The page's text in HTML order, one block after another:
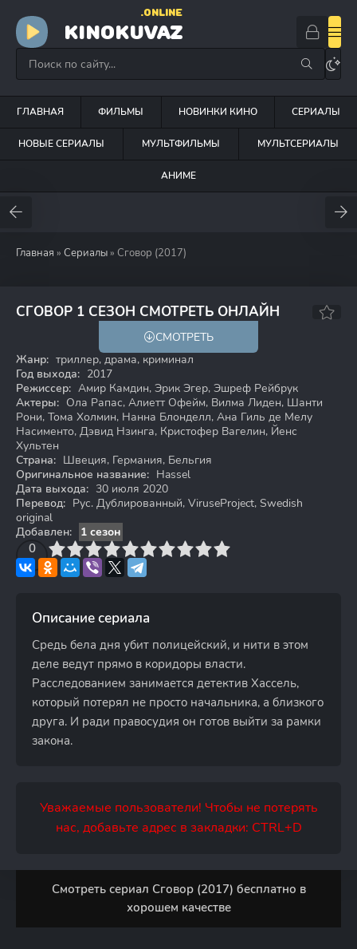
KINOKUVAZ
.ONLINE
ГЛАВНАЯ ФИЛЬМЫ НОВИНКИ КИНО СЕРИАЛЫ
НОВЫЕ СЕРИАЛЫ МУЛЬТФИЛЬМЫ МУЛЬТСЕРИАЛЫ
АНИМЕ
Главная » Сериалы » Сговор (2017)
СГОВОР 1 СЕЗОН СМОТРЕТЬ ОНЛАЙН
5.6
СМОТРЕТЬ
Жанр: триллер, драма, криминал
Год выхода: 2017
Режиссер: Амир Камдин, Эрик Эгер, Эшреф Рейбрук
Актеры: Ола Рапас, Алиетт Офейм, Вилма Лиден, Шанти
Рони, Тома Холмин, Нанна Блонделл, Ана Гиль де Мелу
Насименто, Дэвид Нзинга, Кристофер Вагелин, Йенс
Хультен
Страна: Швеция, Германия, Бельгия
Оригинальное название: Hassel
Дата выхода: 30 июля 2020
Перевод: Рус. Дублированный, ViruseProject, Swedish
original
Добавлен:
1 сезон
0
4 6 7 8 9 10
Описание сериала
Средь бела дня убит полицейский, и нити в этом
деле ведут прямо в коридоры власти.
Расследованием занимается детектив Хассель,
который потерял не просто начальника, а близкого
друга. И ради правосудия он готов выйти за рамки
закона.
Уважаемые пользователи! Чтобы не потерять
нас, добавьте адрес в закладки: CTRL+D
Смотреть сериал Сговор (2017) бесплатно в
хорошем качестве